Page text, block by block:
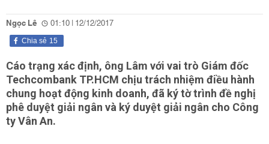
Ngọc Lê 01:10 | 12/12/2017
15
Chia sẻ
Cáo trạng xác định, ông Lâm với vai trò Giám đốc
Techcombank TP.HCM chịu trách nhiệm điều hành
chung hoạt động kinh doanh, đã ký tờ trình đề nghị
phê duyệt giải ngân và ký duyệt giải ngân cho Công
ty Vân An.